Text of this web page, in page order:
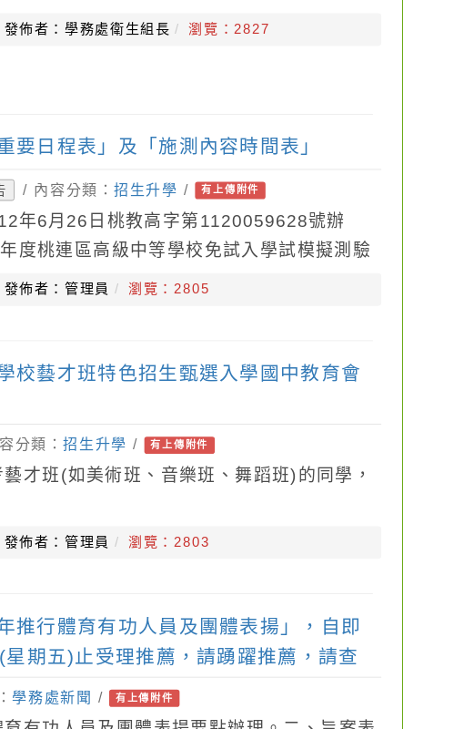
發佈者：學務處衛生組長 瀏覽：2827
要日程表」及「施測內容時間表」
/ 內容分類：招生升學 / 有上傳附件
年6月26日桃教高字第1120059628號辦
度桃連區高級中等學校免試入學試模擬測驗
有國中及陽明高中承辦。
發佈者：管理員 瀏覽：2805
校藝才班特色招生甄選入學國中教育會
分類：招生升學 / 有上傳附件
才班(如美術班、音樂班、舞蹈班)的同學，
發佈者：管理員 瀏覽：2803
推行體育有功人員及團體表揚」，自即
期五)止受理推薦，請踴躍推薦，請查
學務處新聞 / 有上傳附件